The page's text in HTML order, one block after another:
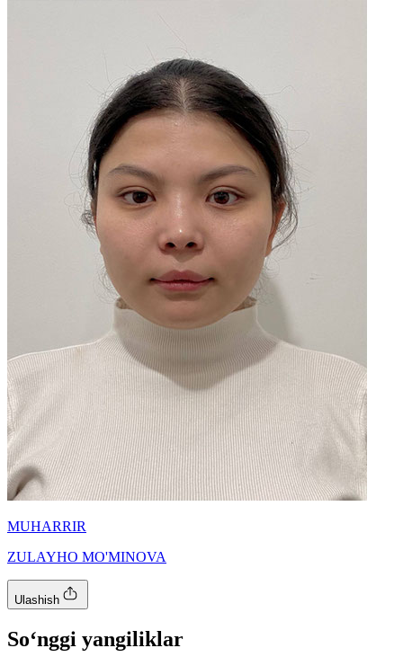
MUHARRIR
ZULAYHO MO'MINOVA
Ulashish
So‘nggi yangiliklar